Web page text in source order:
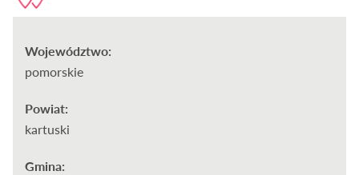
Województwo:
pomorskie
Powiat:
kartuski
Gmina: